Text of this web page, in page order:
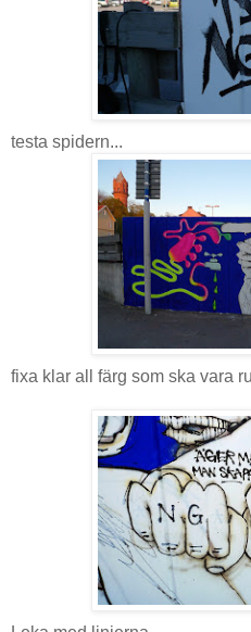
testa spidern...
fixa klar all färg som ska vara